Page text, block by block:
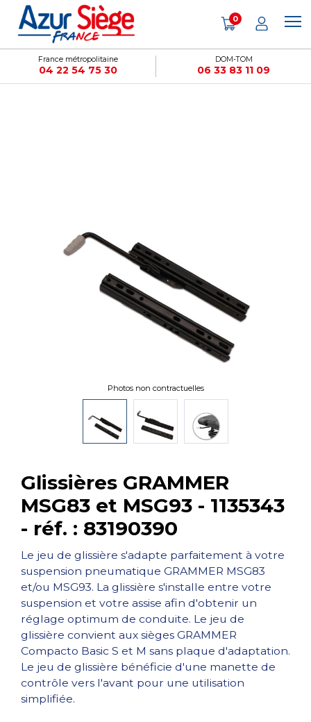
France métropolitaine
04 22 54 75 30
DOM-TOM
06 33 83 11 09
0
Glissières GRAMMER
MSG83 et MSG93 - 1135343
- réf. : 83190390
Le jeu de glissière s'adapte parfaitement à votre
suspension pneumatique GRAMMER MSG83
et/ou MSG93. La glissière s'installe entre votre
suspension et votre assise afin d'obtenir un
réglage optimum de conduite. Le jeu de
glissière convient aux sièges GRAMMER
Compacto Basic S et M sans plaque d'adaptation.
Le jeu de glissière bénéficie d'une manette de
contrôle vers l'avant pour une utilisation
simplifiée.
Photos non contractuelles
Panneau de gestion des cookies